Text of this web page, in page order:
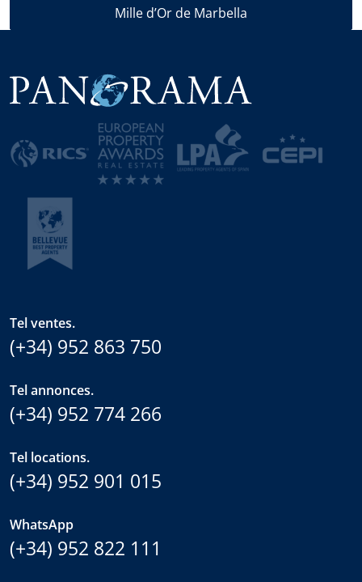
Mille d’Or de Marbella
Tel ventes.
(+34) 952 863 750
Tel annonces.
(+34) 952 774 266
Tel locations.
(+34) 952 901 015
WhatsApp
(+34) 952 822 111